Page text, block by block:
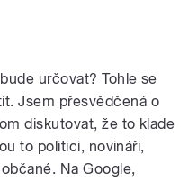
určovat? Tohle se
Jsem přesvědčená o
diskutovat, že to klade
to politici, novináři,
Na Google,